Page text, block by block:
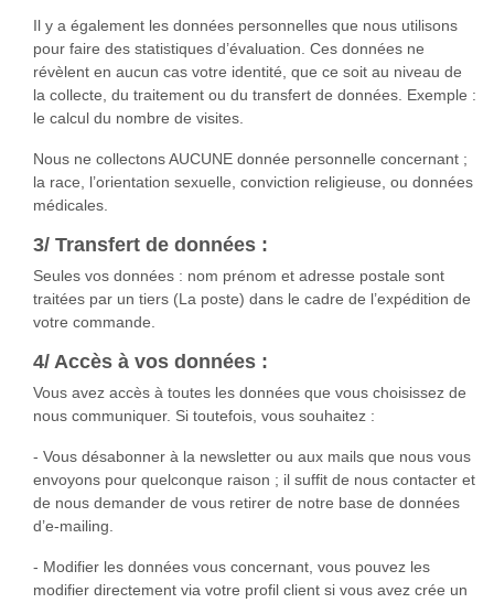
Il y a également les données personnelles que nous utilisons
pour faire des statistiques d’évaluation. Ces données ne
révèlent en aucun cas votre identité, que ce soit au niveau de
la collecte, du traitement ou du transfert de données. Exemple :
le calcul du nombre de visites.
Nous ne collectons AUCUNE donnée personnelle concernant ;
la race, l’orientation sexuelle, conviction religieuse, ou données
médicales.
3/ Transfert de données :
Seules vos données : nom prénom et adresse postale sont
traitées par un tiers (La poste) dans le cadre de l’expédition de
votre commande.
4/ Accès à vos données :
Vous avez accès à toutes les données que vous choisissez de
nous communiquer. Si toutefois, vous souhaitez :
- Vous désabonner à la newsletter ou aux mails que nous vous
envoyons pour quelconque raison ; il suffit de nous contacter et
de nous demander de vous retirer de notre base de données
d’e-mailing.
- Modifier les données vous concernant, vous pouvez les
modifier directement via votre profil client si vous avez crée un